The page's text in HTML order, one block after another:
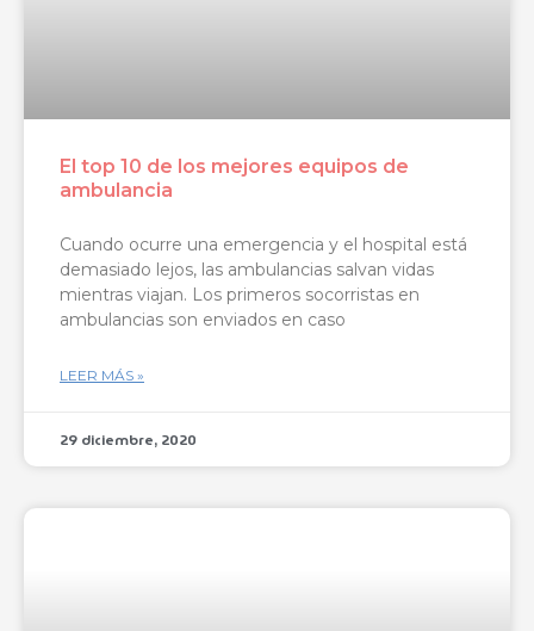
El top 10 de los mejores equipos de
ambulancia
Cuando ocurre una emergencia y el hospital está
demasiado lejos, las ambulancias salvan vidas
mientras viajan. Los primeros socorristas en
ambulancias son enviados en caso
LEER MÁS »
29 diciembre, 2020